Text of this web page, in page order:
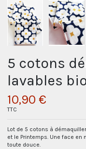
5 cotons
lavables
10,90 €
TTC
Lot de 5 cotons à
et le Printemps. Une face
toute douce.